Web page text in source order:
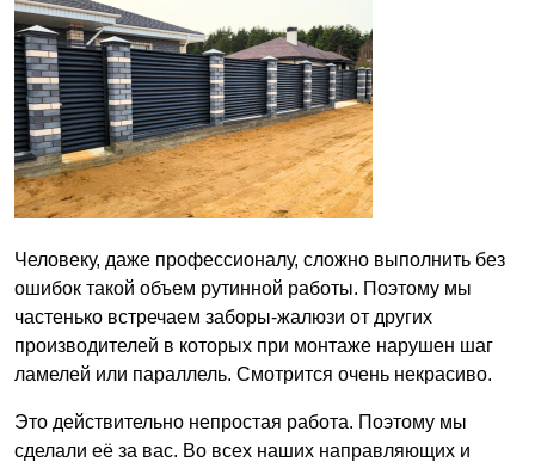
Человеку, даже профессионалу, сложно выполнить без
ошибок такой объем рутинной работы. Поэтому мы
частенько встречаем заборы-жалюзи от других
производителей в которых при монтаже нарушен шаг
ламелей или параллель. Смотрится очень некрасиво.
Это действительно непростая работа. Поэтому мы
сделали её за вас. Во всех наших направляющих и